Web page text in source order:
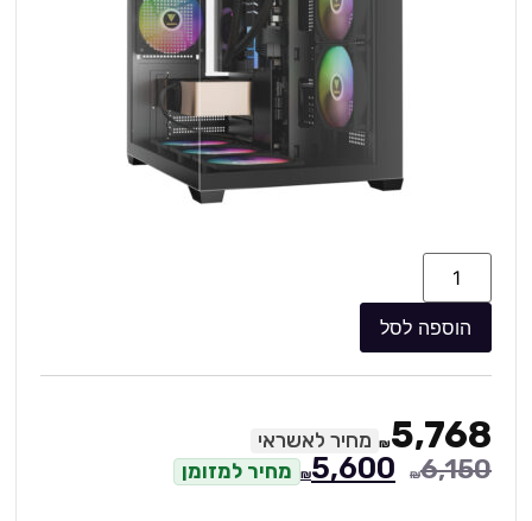
הוספה לסל
₪5,768 מחיר לאשראי
₪6,150
₪5,600 מחיר למזומן